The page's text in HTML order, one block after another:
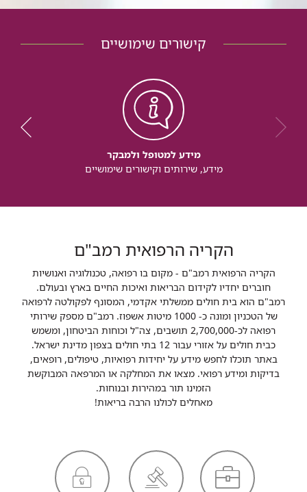
קישורים שימושיים
מידע למטופל ולמבקר
מידע, שירותים וקישורים שימושיים
הקריה הרפואית רמב"ם
הקריה הרפואית רמב"ם - מקום בו רפואה, טכנולוגיה ואנושיות
חוברים יחדיו לקידום הבריאות ואיכות החיים בארץ ובעולם.
רמב"ם הוא בית חולים ממשלתי אקדמי, המסונף לפקולטה לרפואה
של הטכניון ומונה כ- 1000 מיטות אשפוז. רמב"ם מספק שירותי
רפואה לכ-2,700,000 תושבים, צה"ל וכוחות הביטחון, ומשמש
כבית חולים על אזורי עבור 12 בתי חולים בצפון מדינת ישראל.
באתר תוכלו לחפש מידע על יחידות רפואיות, טיפולים, רופאים,
בדיקות ומידע רפואי. מצאו את המחלקה או המרפאה המבוקשת
הזמינו תור במהירות ובנוחות.
מאחלים לכולנו הרבה בריאות!